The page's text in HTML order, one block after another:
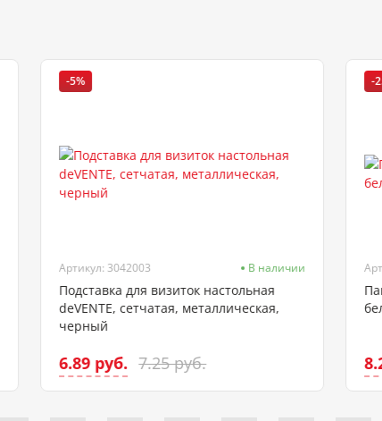
-5%
Артикул: 3042003 В наличии
Подставка для визиток настольная
deVENTE, сетчатая, металлическая,
черный
6.89 руб. 7.25 руб.
-